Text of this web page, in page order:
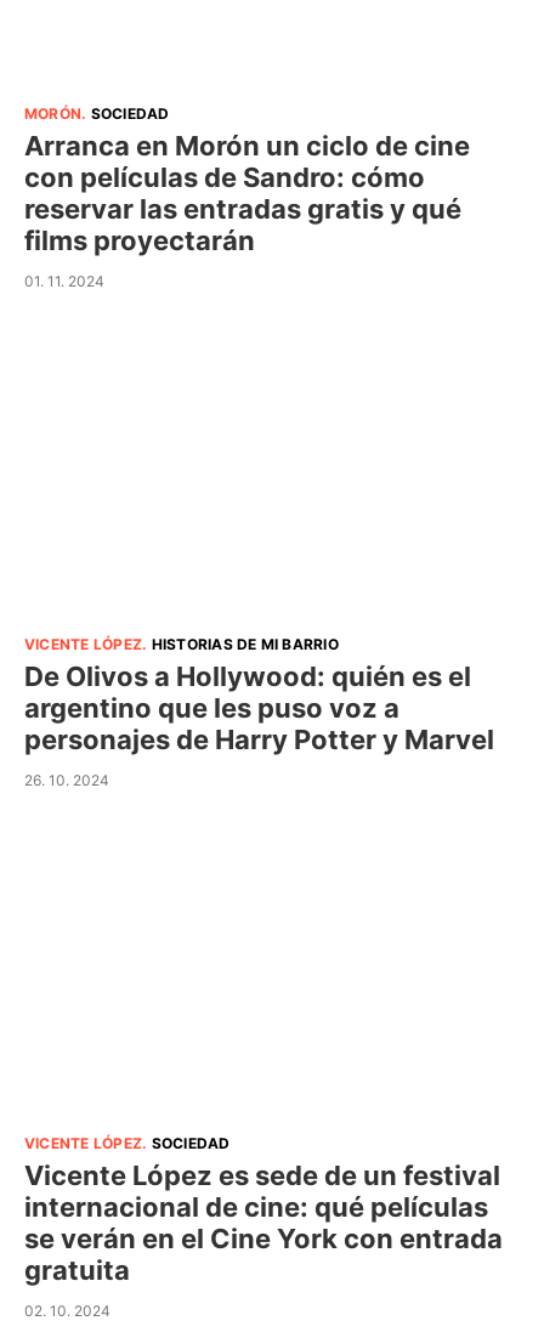
MORÓN. SOCIEDAD
Arranca en Morón un ciclo de cine
con películas de Sandro: cómo
reservar las entradas gratis y qué
films proyectarán
01. 11. 2024
VICENTE LÓPEZ. HISTORIAS DE MI BARRIO
De Olivos a Hollywood: quién es el
argentino que les puso voz a
personajes de Harry Potter y Marvel
26. 10. 2024
VICENTE LÓPEZ. SOCIEDAD
Vicente López es sede de un festival
internacional de cine: qué películas
se verán en el Cine York con entrada
gratuita
02. 10. 2024